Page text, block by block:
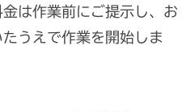
は作業前にご提示し、 お
うえで作業を開始しま